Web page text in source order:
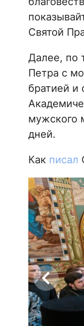
Святой
Далее, по
Петра с
братией и
мужского
дней.
Как писал